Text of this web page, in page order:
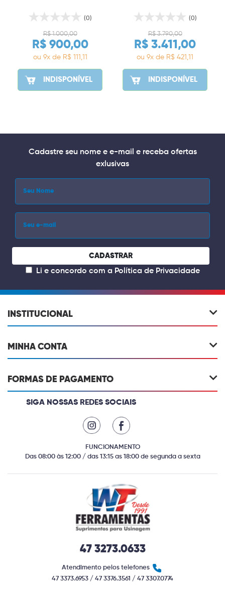
(0)
R$ 1.000,00
R$ 900,00
ou 9x de R$ 111,11
INDISPONÍVEL
(0)
R$ 3.790,00
R$ 3.411,00
ou 9x de R$ 421,11
INDISPONÍVEL
Cadastre seu nome e e-mail e receba ofertas
exlusivas
CADASTRAR
Li e concordo com a Política de Privacidade
INSTITUCIONAL
MINHA CONTA
FORMAS DE PAGAMENTO
SIGA NOSSAS REDES SOCIAIS
FUNCIONAMENTO
Das 08:00 às 12:00 / das 13:15 as 18:00 de segunda a sexta
47 3273.0633
Atendimento pelos telefones
47 3373.6953 / 47 3376.3561 / 47 3307.0774